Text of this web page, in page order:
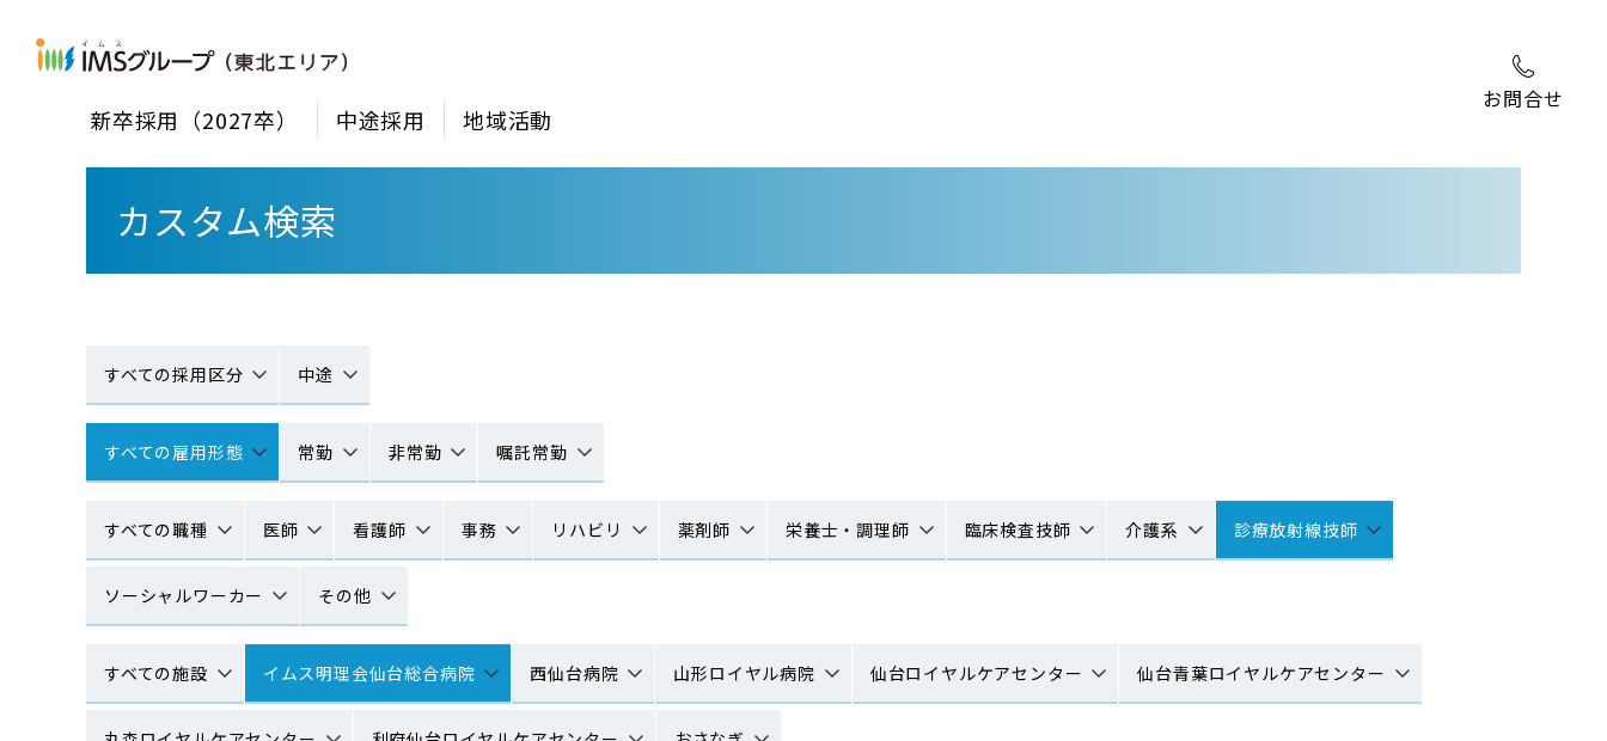
新卒採用（2027卒） 中途採用 地域活動
お問合せ
カスタム検索
すべての採用区分 中途
すべての雇用形態 常勤 非常勤 嘱託常勤
すべての職種 医師 看護師 事務 リハビリ 薬剤師 栄養士・調理師 臨床検査技師 介護系 診療放射線技師
ソーシャルワーカー その他
すべての施設 イムス明理会仙台総合病院 西仙台病院 山形ロイヤル病院 仙台ロイヤルケアセンター 仙台青葉ロイヤルケアセンター